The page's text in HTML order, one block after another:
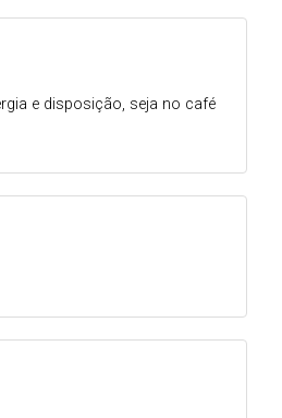
e disposição, seja no café